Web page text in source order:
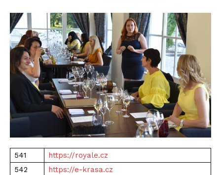
541
https://royale.cz
542
https://e-krasa.cz